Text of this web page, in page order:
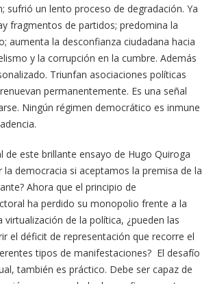
sufrió un lento proceso de degradación. Ya
fragmentos de partidos; predomina la
aumenta la desconfianza ciudadana hacia
y la corrupción en la cumbre. Además
Triunfan asociaciones políticas
permanentemente. Es una señal
Ningún régimen democrático es inmune
de este brillante ensayo de Hugo Quiroga
la democracia si aceptamos la premisa de la
Ahora que el principio de
ha perdido su monopolio frente a la
virtualización de la política, ¿pueden las
el déficit de representación que recorre el
tipos de manifestaciones? El desafío
también es práctico. Debe ser capaz de